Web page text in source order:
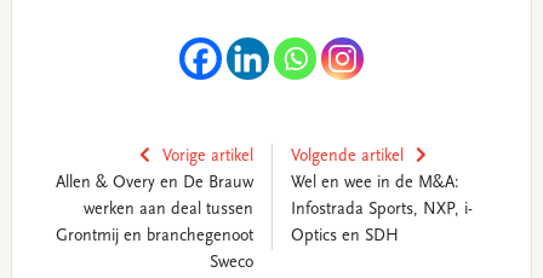
Vorige artikel
Allen & Overy en De Brauw
werken aan deal tussen
Grontmij en branchegenoot
Sweco
Volgende artikel
Wel en wee in de M&A:
Infostrada Sports, NXP, i-
Optics en SDH